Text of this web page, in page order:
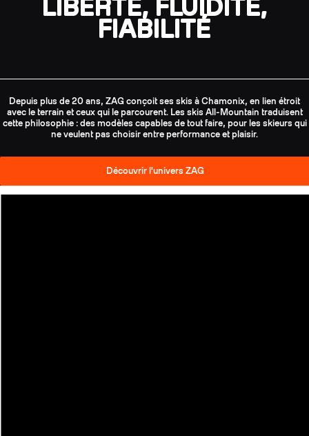
LIBERTÉ, FLUIDITÉ,
FIABILITÉ
Depuis plus de 20 ans, ZAG conçoit ses skis à Chamonix, en lien étroit
avec le terrain et ceux qui le parcourent. Les skis All-Mountain traduisent
cette philosophie : des modèles capables de tout faire, pour les skieurs qui
ne veulent pas choisir entre performance et plaisir.
Découvrir l'univers ZAG